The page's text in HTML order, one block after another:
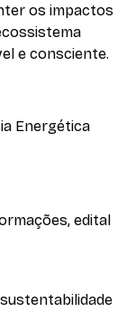
os impactos
e consciente.
Energética
edital